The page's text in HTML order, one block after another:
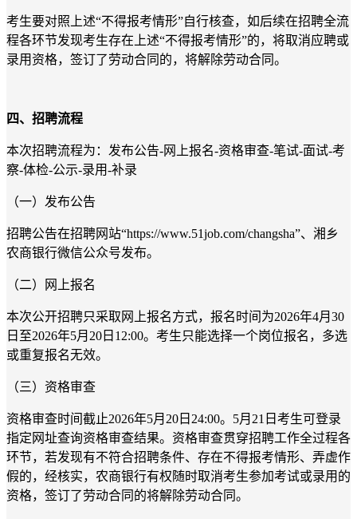
考生要对照上述“不得报考情形”自行核查，如后续在招聘全流
程各环节发现考生存在上述“不得报考情形”的，将取消应聘或
录用资格，签订了劳动合同的，将解除劳动合同。
四、招聘流程
本次招聘流程为：发布公告-网上报名-资格审查-笔试-面试-考
察-体检-公示-录用-补录
（一）发布公告
招聘公告在招聘网站“https://www.51job.com/changsha”、湘乡
农商银行微信公众号发布。
（二）网上报名
本次公开招聘只采取网上报名方式，报名时间为2026年4月30
日至2026年5月20日12:00。考生只能选择一个岗位报名，多选
或重复报名无效。
（三）资格审查
资格审查时间截止2026年5月20日24:00。5月21日考生可登录
指定网址查询资格审查结果。资格审查贯穿招聘工作全过程各
环节，若发现有不符合招聘条件、存在不得报考情形、弄虚作
假的，经核实，农商银行有权随时取消考生参加考试或录用的
资格，签订了劳动合同的将解除劳动合同。